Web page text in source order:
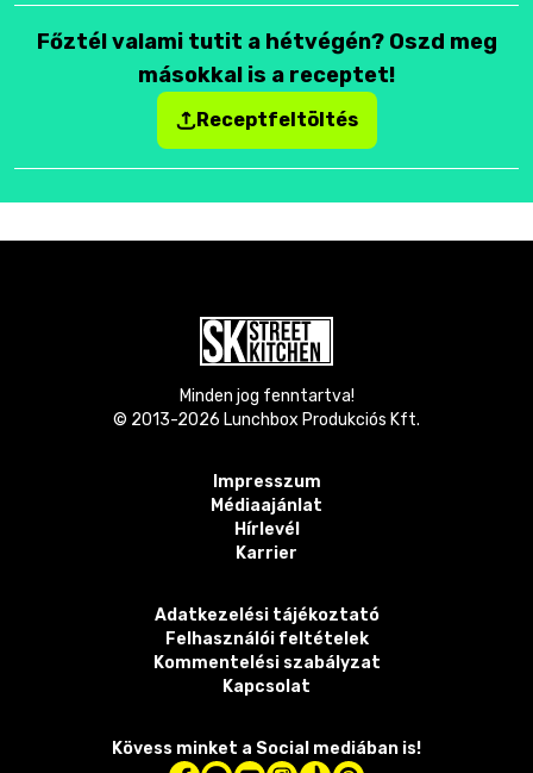
Főztél valami tutit a hétvégén? Oszd meg
másokkal is a receptet!
Receptfeltöltés
Minden jog fenntartva!
© 2013-2026 Lunchbox Produkciós Kft.
Impresszum
Médiaajánlat
Hírlevél
Karrier
Adatkezelési tájékoztató
Felhasználói feltételek
Kommentelési szabályzat
Kapcsolat
Kövess minket a Social mediában is!